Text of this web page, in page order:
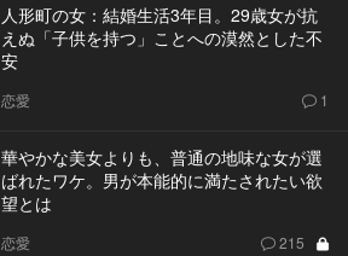
人形町の女：結婚生活3年目。29歳女が抗
えぬ「子供を持つ」ことへの漠然とした不
安
恋愛 1
華やかな美女よりも、普通の地味な女が選
ばれたワケ。男が本能的に満たされたい欲
望とは
恋愛 215